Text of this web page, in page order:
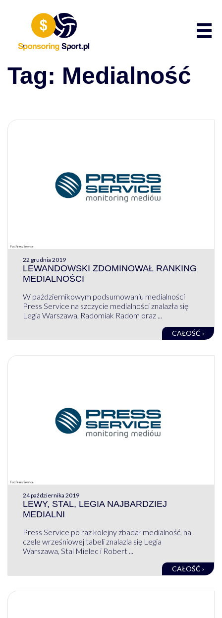
Tag: Medialność
22 grudnia 2019
LEWANDOWSKI ZDOMINOWAŁ RANKING
MEDIALNOŚCI
W październikowym podsumowaniu medialności
Press Service na szczycie medialności znalazła się
Legia Warszawa, Radomiak Radom oraz ...
CAŁOŚĆ ›
24 października 2019
LEWY, STAL, LEGIA NAJBARDZIEJ
MEDIALNI
Press Service po raz kolejny zbadał medialność, na
czele wrześniowej tabeli znalazla się Legia
Warszawa, Stal Mielec i Robert ...
CAŁOŚĆ ›